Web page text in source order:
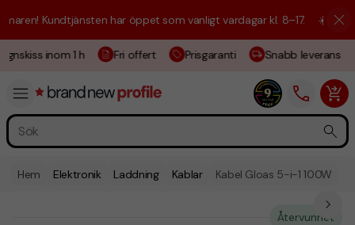
Kundtjänsten har öppet som vanligt vardagar kl. 8–17. ☀️ Vi är
inom 1 h Fri offert Prisgaranti Snabb leverans
Hem Elektronik Laddning Kablar Kabel Gloas 5-i-1 100W
Återvunnet